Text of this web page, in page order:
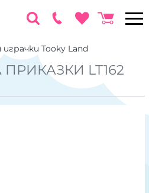
Tooky Land
LT162